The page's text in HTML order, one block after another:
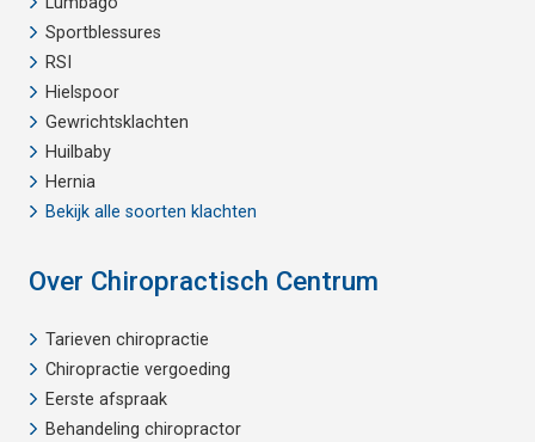
Sportblessures
RSI
Hielspoor
Gewrichtsklachten
Huilbaby
Hernia
Bekijk alle soorten klachten
Over Chiropractisch Centrum
Tarieven chiropractie
Chiropractie vergoeding
Eerste afspraak
Behandeling chiropractor